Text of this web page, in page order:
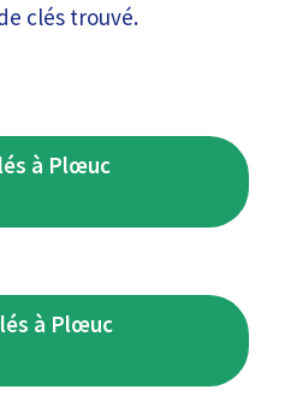
clés trouvé.
à Plœuc
à Plœuc